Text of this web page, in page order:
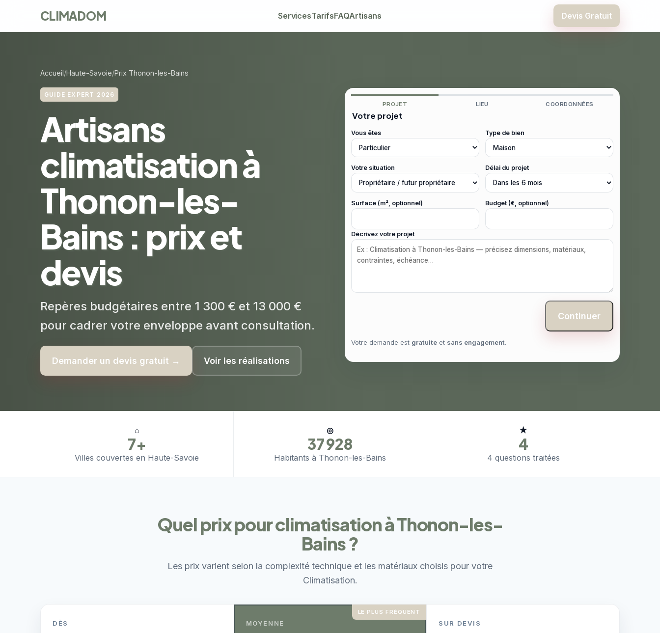
CLIMADOM ServicesTarifsFAQArtisans Devis Gratuit
Accueil Haute-Savoie Prix Thonon-les-Bains
GUIDE EXPERT 2026
Artisans
climatisation à
Thonon-les-
Bains : prix et
devis
Repères budgétaires entre 1 300 € et 13 000 €
pour cadrer votre enveloppe avant consultation.
Demander un devis gratuit → Voir les réalisations
PROJET LIEU COORDONNÉES
Votre projet
Vous êtes Type de bien
Votre situation Délai du projet
Surface (m², optionnel) Budget (€, optionnel)
Décrivez votre projet
Continuer
Votre demande est gratuite et sans engagement.
⌂
7+
Villes couvertes en Haute-Savoie
◎
37 928
Habitants à Thonon-les-Bains
★
4
4 questions traitées
Quel prix pour climatisation à Thonon-les-
Bains ?
Les prix varient selon la complexité technique et les matériaux choisis pour votre
Climatisation.
DÈS
LE PLUS FRÉQUENT
MOYENNE SUR DEVIS